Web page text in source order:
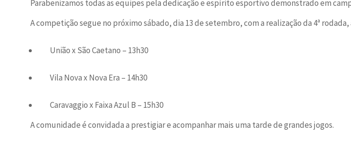
Parabenizamos todas as equipes pela dedicação e espírito esportivo demonstrado em
A competição segue no próximo sábado, dia 13 de setembro, com a realização da 4ª
União x São Caetano – 13h30
Vila Nova x Nova Era – 14h30
Caravaggio x Faixa Azul B – 15h30
A comunidade é convidada a prestigiar e acompanhar mais uma tarde de grandes jogos.